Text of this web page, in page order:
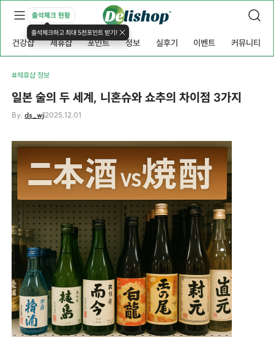
출석체크 현황
출석체크하고 최대 5천포인트 받기!
건강샵 제휴샵 포인트 정보 실후기 이벤트 커뮤니티
#제휴샵 정보
일본 술의 두 세계, 니혼슈와 쇼추의 차이점 3가지
By.ds_wj2025.12.01